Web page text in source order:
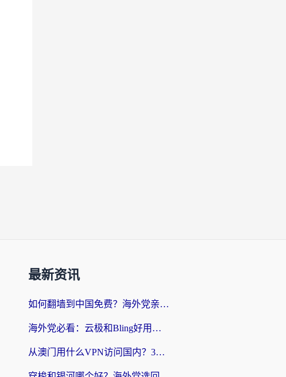
最新资讯
如何翻墙到中国免费？海外党亲测：从踩坑到选对加速器的全攻略
海外党必看：云极和Bling好用吗？3分钟教你选对回国加速器
从澳门用什么VPN访问国内？3个实用标准帮你避开坑，无缝刷剧听歌